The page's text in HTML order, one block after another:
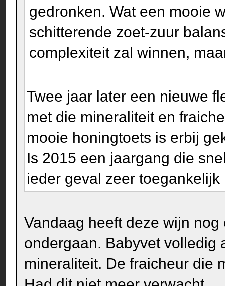
gedronken. Wat een mooie
schitterende zoet-zuur
complexiteit zal winnen,
Twee jaar later een nieuwe
met die mineraliteit en
mooie honingtoets is erbij
Is 2015 een jaargang die
ieder geval zeer
Vandaag heeft deze wijn
ondergaan. Babyvet volledig
mineraliteit. De fraicheur die